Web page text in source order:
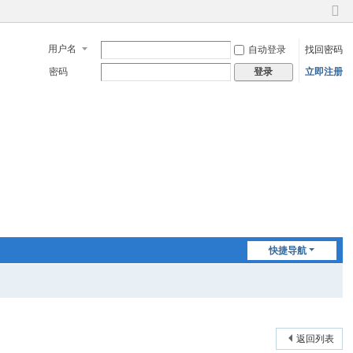
切
到
窄
用户名 自动登录
找回密码
密码
登录 立即注册
快捷导航
返回列表